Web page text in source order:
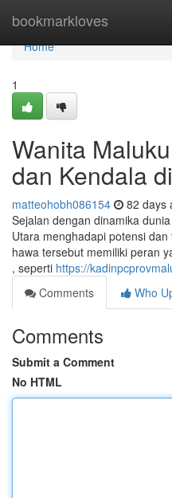
bookmarkloves
Home
Home
1
Wanita
dan Kendala
matteohobh086154 82 days
Sejalan dengan dinamika
Utara menghadapi potensi
hawa tersebut memiliki peran
, seperti https://
Comments
Who
Comments
Submit a Comment
No HTML